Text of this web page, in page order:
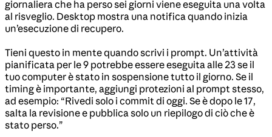
giornaliera che ha perso sei giorni viene eseguita una volta
al risveglio. Desktop mostra una notifica quando inizia
un’esecuzione di recupero.
Tieni questo in mente quando scrivi i prompt. Un’attività
pianificata per le 9 potrebbe essere eseguita alle 23 se il
tuo computer è stato in sospensione tutto il giorno. Se il
timing è importante, aggiungi protezioni al prompt stesso,
ad esempio: “Rivedi solo i commit di oggi. Se è dopo le 17,
salta la revisione e pubblica solo un riepilogo di ciò che è
stato perso.”